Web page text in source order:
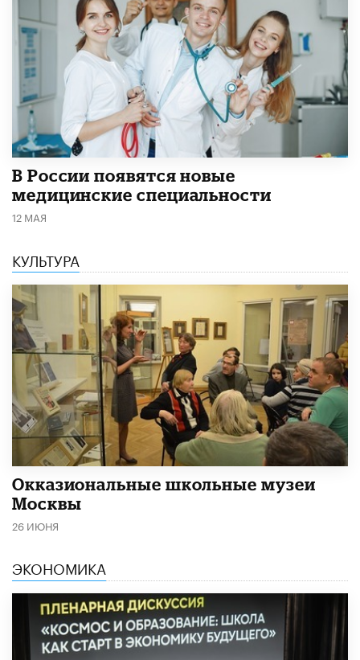
В России появятся новые
медицинские специальности
12 МАЯ
КУЛЬТУРА
​Окказиональные школьные музеи
Москвы
26 ИЮНЯ
ЭКОНОМИКА